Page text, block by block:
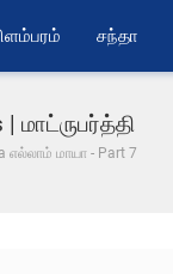
சந்தா
மாட்ருபர்த்தி
எல்லாம் மாயா - Part 7